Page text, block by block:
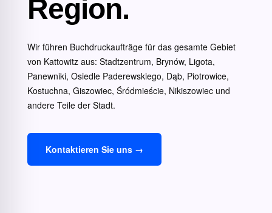
Region.
Wir führen Buchdruckaufträge für das gesamte Gebiet
von Kattowitz aus: Stadtzentrum, Brynów, Ligota,
Panewniki, Osiedle Paderewskiego, Dąb, Piotrowice,
Kostuchna, Giszowiec, Śródmieście, Nikiszowiec und
andere Teile der Stadt.
Kontaktieren Sie uns →